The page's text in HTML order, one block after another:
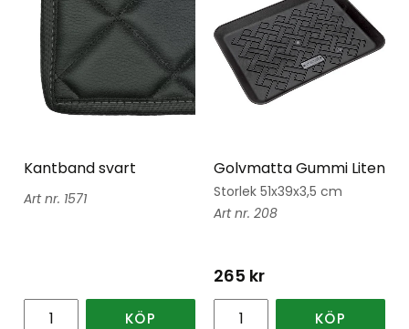
Kantband svart
1571
KÖP
Golvmatta Gummi Liten
Storlek 51x39x3,5 cm
208
265 kr
KÖP